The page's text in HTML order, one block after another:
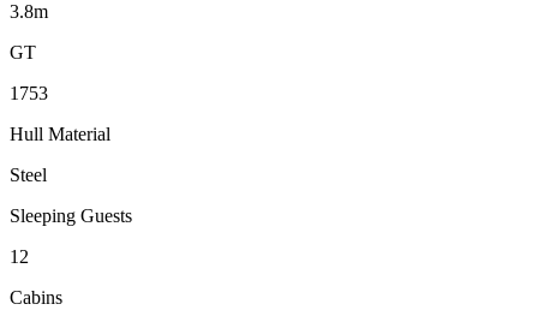
3.8m
GT
1753
Hull Material
Steel
Sleeping Guests
12
Cabins